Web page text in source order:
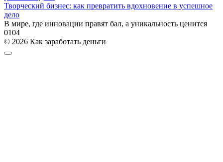
Творческий бизнес: как превратить вдохновение в успешное
дело
В мире, где инновации правят бал, а уникальность ценится
0104
© 2026 Как заработать деньги